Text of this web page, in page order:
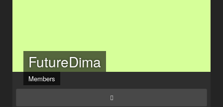
FutureDima
Members